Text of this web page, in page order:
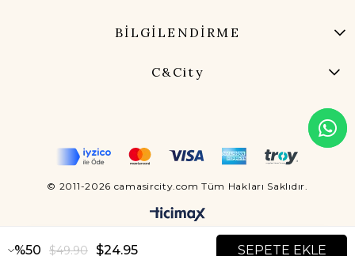
50 $49.90 $24.95
BİLGİLENDİRME
C&City
© 2011-2026 camasircity.com Tüm Hakları Saklıdır.